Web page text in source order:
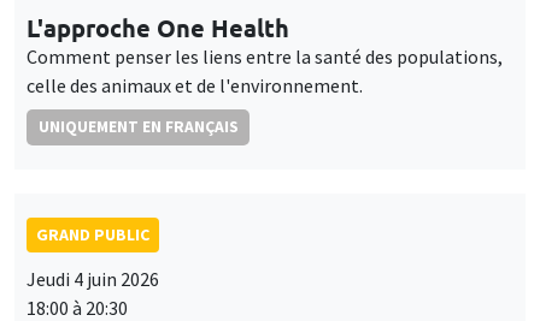
L'approche One Health
Comment penser les liens entre la santé des populations,
celle des animaux et de l'environnement.
UNIQUEMENT EN FRANÇAIS
GRAND PUBLIC
Jeudi 4 juin 2026
18:00 à 20:30